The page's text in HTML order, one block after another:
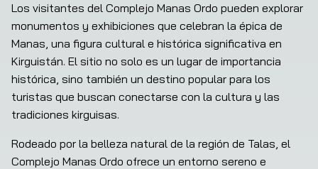
Los visitantes del Complejo Manas Ordo pueden explorar
monumentos y exhibiciones que celebran la épica de
Manas, una figura cultural e histórica significativa en
Kirguistán. El sitio no solo es un lugar de importancia
histórica, sino también un destino popular para los
turistas que buscan conectarse con la cultura y las
tradiciones kirguisas.
Rodeado por la belleza natural de la región de Talas, el
Complejo Manas Ordo ofrece un entorno sereno e